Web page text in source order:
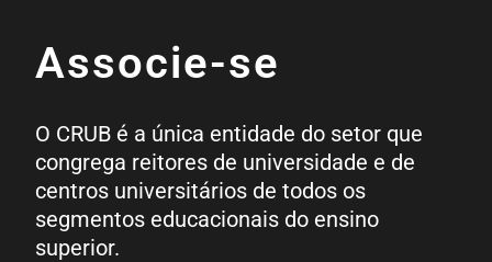
Associe-se
O CRUB é a única entidade do setor que
congrega reitores de universidade e de
centros universitários de todos os
segmentos educacionais do ensino
superior.